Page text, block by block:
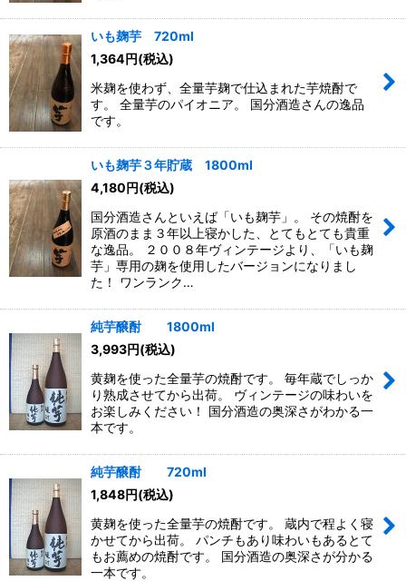
いも麹芋 720ml
1,364円(税込)
米麹を使わず、全量芋麹で仕込まれた芋焼酎で
す。 全量芋のパイオニア。 国分酒造さんの逸品
です。
いも麹芋３年貯蔵 1800ml
4,180円(税込)
国分酒造さんといえば「いも麹芋」。 その焼酎を
原酒のまま３年以上寝かした、とてもとても貴重
な逸品。 ２００８年ヴィンテージより、「いも麹
芋」専用の麹を使用したバージョンになりまし
た！ ワンランク…
純芋醸酎 1800ml
3,993円(税込)
黄麹を使った全量芋の焼酎です。 毎年蔵でしっか
り熟成させてから出荷。 ヴィンテージの味わいを
お楽しみください！ 国分酒造の奥深さがわかる一
本です。
純芋醸酎 720ml
1,848円(税込)
黄麹を使った全量芋の焼酎です。 蔵内で程よく寝
かせてから出荷。 パンチもあり味わいもあるとて
もお薦めの焼酎です。 国分酒造の奥深さが分かる
一本です。